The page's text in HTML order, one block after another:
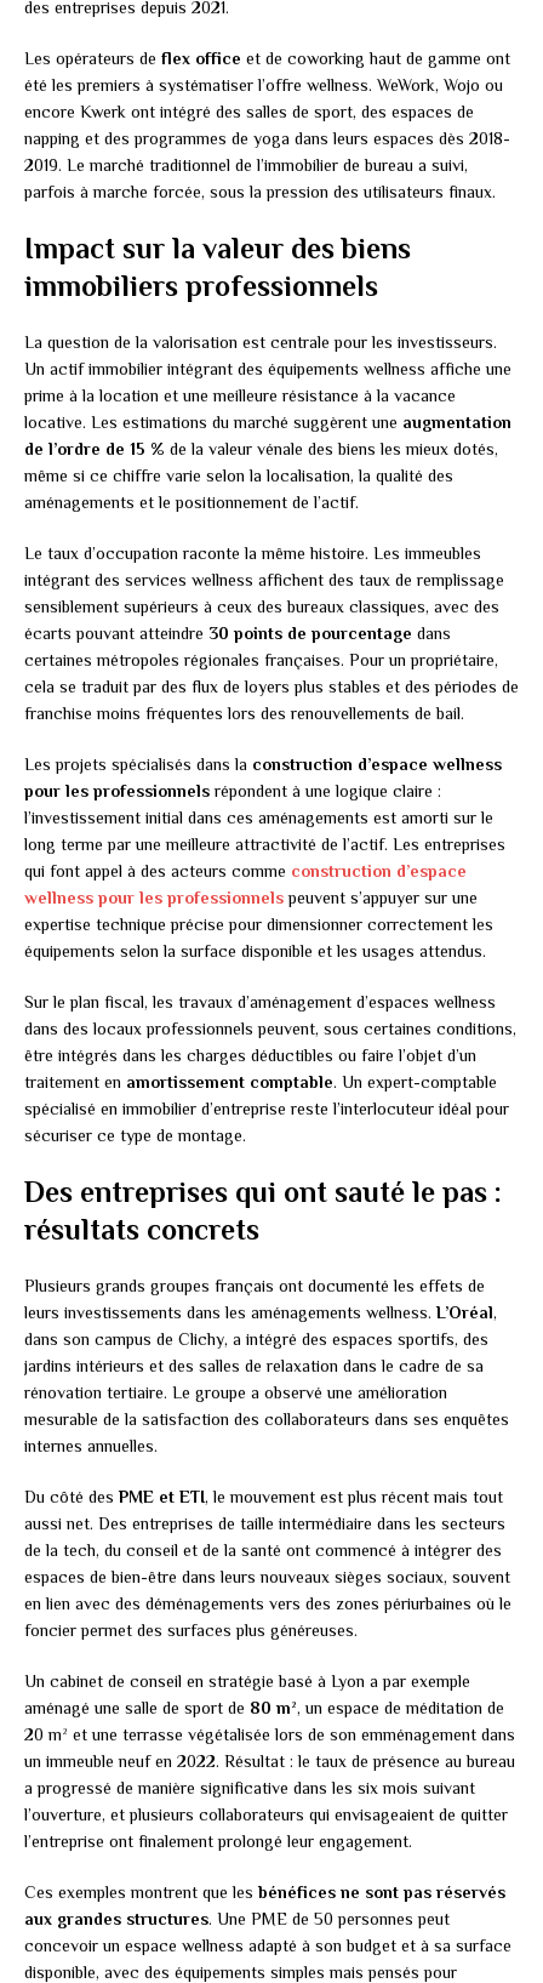
des entreprises depuis 2021.
Les opérateurs de flex office et de coworking haut de gamme ont
été les premiers à systématiser l’offre wellness. WeWork, Wojo ou
encore Kwerk ont intégré des salles de sport, des espaces de
napping et des programmes de yoga dans leurs espaces dès 2018-
2019. Le marché traditionnel de l’immobilier de bureau a suivi,
parfois à marche forcée, sous la pression des utilisateurs finaux.
Impact sur la valeur des biens
immobiliers professionnels
La question de la valorisation est centrale pour les investisseurs.
Un actif immobilier intégrant des équipements wellness affiche une
prime à la location et une meilleure résistance à la vacance
locative. Les estimations du marché suggèrent une augmentation
de l’ordre de 15 % de la valeur vénale des biens les mieux dotés,
même si ce chiffre varie selon la localisation, la qualité des
aménagements et le positionnement de l’actif.
Le taux d’occupation raconte la même histoire. Les immeubles
intégrant des services wellness affichent des taux de remplissage
sensiblement supérieurs à ceux des bureaux classiques, avec des
écarts pouvant atteindre 30 points de pourcentage dans
certaines métropoles régionales françaises. Pour un propriétaire,
cela se traduit par des flux de loyers plus stables et des périodes de
franchise moins fréquentes lors des renouvellements de bail.
Les projets spécialisés dans la construction d’espace wellness
pour les professionnelsrépondent à une logique claire :
l’investissement initial dans ces aménagements est amorti sur le
long terme par une meilleure attractivité de l’actif. Les entreprises
qui font appel à des acteurs comme construction d’espace
wellness pour les professionnelspeuvent s’appuyer sur une
expertise technique précise pour dimensionner correctement les
équipements selon la surface disponible et les usages attendus.
Sur le plan fiscal, les travaux d’aménagement d’espaces wellness
dans des locaux professionnels peuvent, sous certaines conditions,
être intégrés dans les charges déductibles ou faire l’objet d’un
traitement en amortissement comptable. Un expert-comptable
spécialisé en immobilier d’entreprise reste l’interlocuteur idéal pour
sécuriser ce type de montage.
Des entreprises qui ont sauté le pas :
résultats concrets
Plusieurs grands groupes français ont documenté les effets de
leurs investissements dans les aménagements wellness.L’Oréal,
dans son campus de Clichy, a intégré des espaces sportifs, des
jardins intérieurs et des salles de relaxation dans le cadre de sa
rénovation tertiaire. Le groupe a observé une amélioration
mesurable de la satisfaction des collaborateurs dans ses enquêtes
internes annuelles.
Du côté desPME et ETI, le mouvement est plus récent mais tout
aussi net. Des entreprises de taille intermédiaire dans les secteurs
de la tech, du conseil et de la santé ont commencé à intégrer des
espaces de bien-être dans leurs nouveaux sièges sociaux, souvent
en lien avec des déménagements vers des zones périurbaines où le
foncier permet des surfaces plus généreuses.
Un cabinet de conseil en stratégie basé à Lyon a par exemple
aménagé une salle de sport de 80 m², un espace de méditation de
20 m² et une terrasse végétalisée lors de son emménagement dans
un immeuble neuf en 2022. Résultat : le taux de présence au bureau
a progressé de manière significative dans les six mois suivant
l’ouverture, et plusieurs collaborateurs qui envisageaient de quitter
l’entreprise ont finalement prolongé leur engagement.
Ces exemples montrent que lesbénéfices ne sont pas réservés
aux grandes structures. Une PME de 50 personnes peut
concevoir un espace wellness adapté à son budget et à sa surface
disponible, avec des équipements simples mais pensés pour